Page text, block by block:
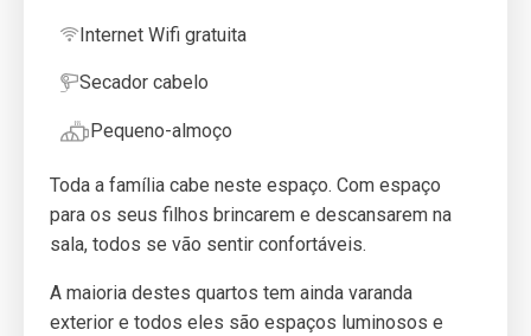
Internet Wifi gratuita
Secador cabelo
Pequeno-almoço
Toda a família cabe neste espaço. Com espaço
para os seus filhos brincarem e descansarem na
sala, todos se vão sentir confortáveis.
A maioria destes quartos tem ainda varanda
exterior e todos eles são espaços luminosos e